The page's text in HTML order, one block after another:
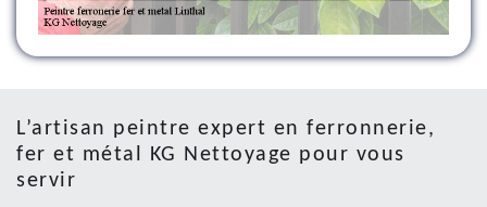
L’artisan peintre expert en ferronnerie,
fer et métal KG Nettoyage pour vous
servir